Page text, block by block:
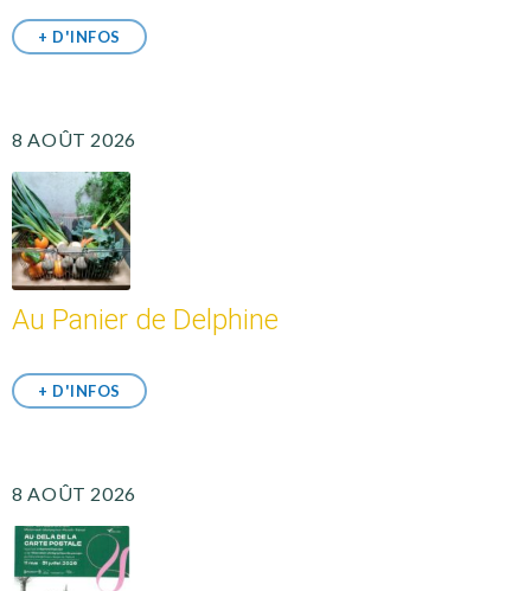
+ D'INFOS
8 AOÛT 2026
Au Panier de Delphine
+ D'INFOS
8 AOÛT 2026